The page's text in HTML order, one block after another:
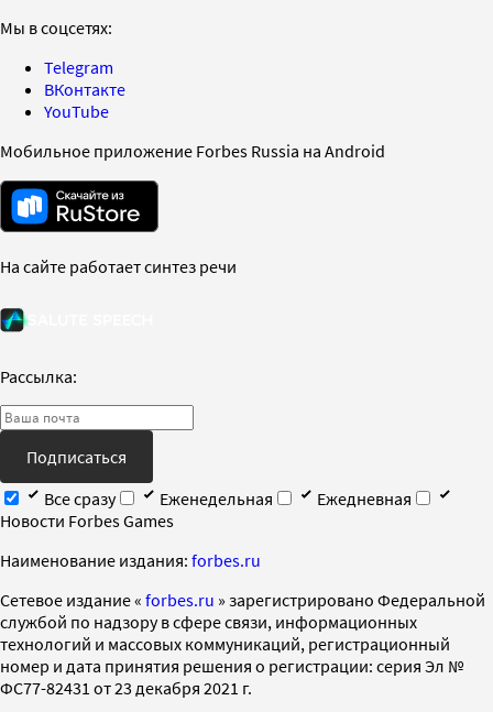
Мы в соцсетях:
Telegram
ВКонтакте
YouTube
Мобильное приложение Forbes Russia на Android
На сайте работает синтез речи
Рассылка:
Подписаться
Все сразу
Еженедельная
Ежедневная
Новости Forbes Games
Наименование издания: forbes.ru
Cетевое издание « forbes.ru » зарегистрировано Федеральной
службой по надзору в сфере связи, информационных
технологий и массовых коммуникаций, регистрационный
номер и дата принятия решения о регистрации: серия Эл №
ФС77-82431 от 23 декабря 2021 г.